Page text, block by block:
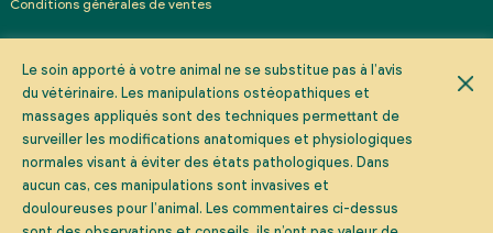
Conditions générales de ventes
Prendre rendez-vous
PRENDRE RDV
Le soin apporté à votre animal ne se substitue pas à l’avis
du vétérinaire. Les manipulations ostéopathiques et
massages appliqués sont des techniques permettant de
surveiller les modifications anatomiques et physiologiques
normales visant à éviter des états pathologiques. Dans
aucun cas, ces manipulations sont invasives et
douloureuses pour l’animal. Les commentaires ci-dessus